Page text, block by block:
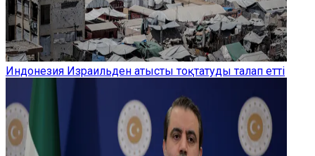
Индонезия Израильден атысты тоқтатуды талап етті